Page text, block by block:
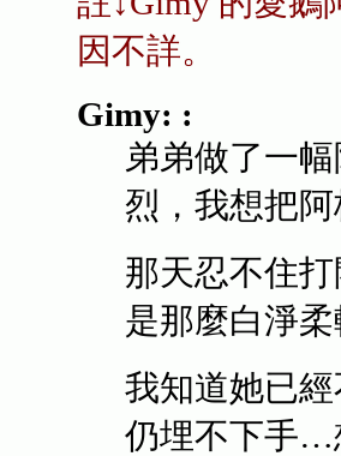
因不詳。
Gimy: :
弟弟做了一
烈，我想把
那天忍不住
是那麼白淨
我知道她已
仍埋不下手…